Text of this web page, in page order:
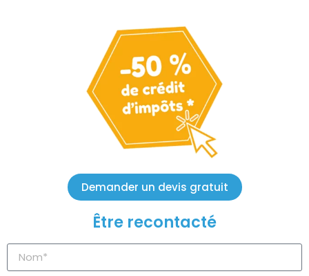
Demander un devis gratuit
Être recontacté